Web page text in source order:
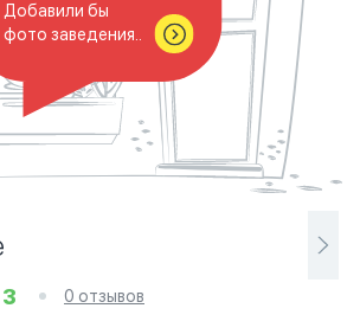
Добавили бы
фото заведения..
3 0 отзывов